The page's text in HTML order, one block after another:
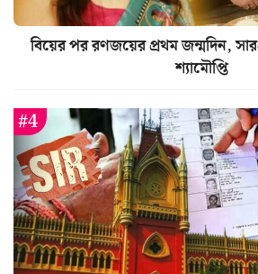
বিয়ের পর রণজয়ের প্রথম জন্মদিন,
শ্যামৌপ্তি